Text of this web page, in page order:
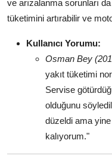
ve arızalanma sorunları
tüketimini artırabilir ve
Kullanıcı Yorumu:
Osman Bey
yakıt tüketimi
Servise
olduğunu
düzeldi ama
kalıyorum."